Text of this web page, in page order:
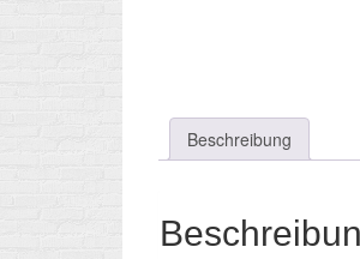
Beschreibung